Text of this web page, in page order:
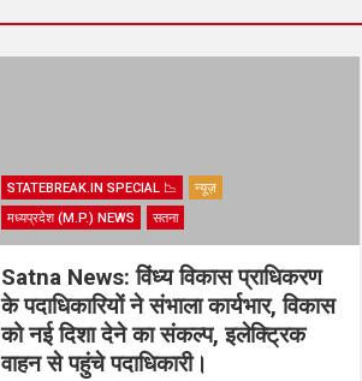
STATEBREAK.IN SPECIAL 📉
न्यूज़
मध्यप्रदेश (M.P.) NEWS
सतना
Satna News: विंध्य विकास प्राधिकरण
के पदाधिकारियों ने संभाला कार्यभार, विकास
को नई दिशा देने का संकल्प, इलेक्ट्रिक
वाहन से पहुंचे पदाधिकारी।